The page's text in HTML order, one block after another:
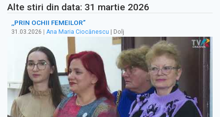
Alte stiri din data: 31 martie 2026
,,PRIN OCHII FEMEILOR”
31.03.2026 Ana Maria Ciocănescu | Dolj